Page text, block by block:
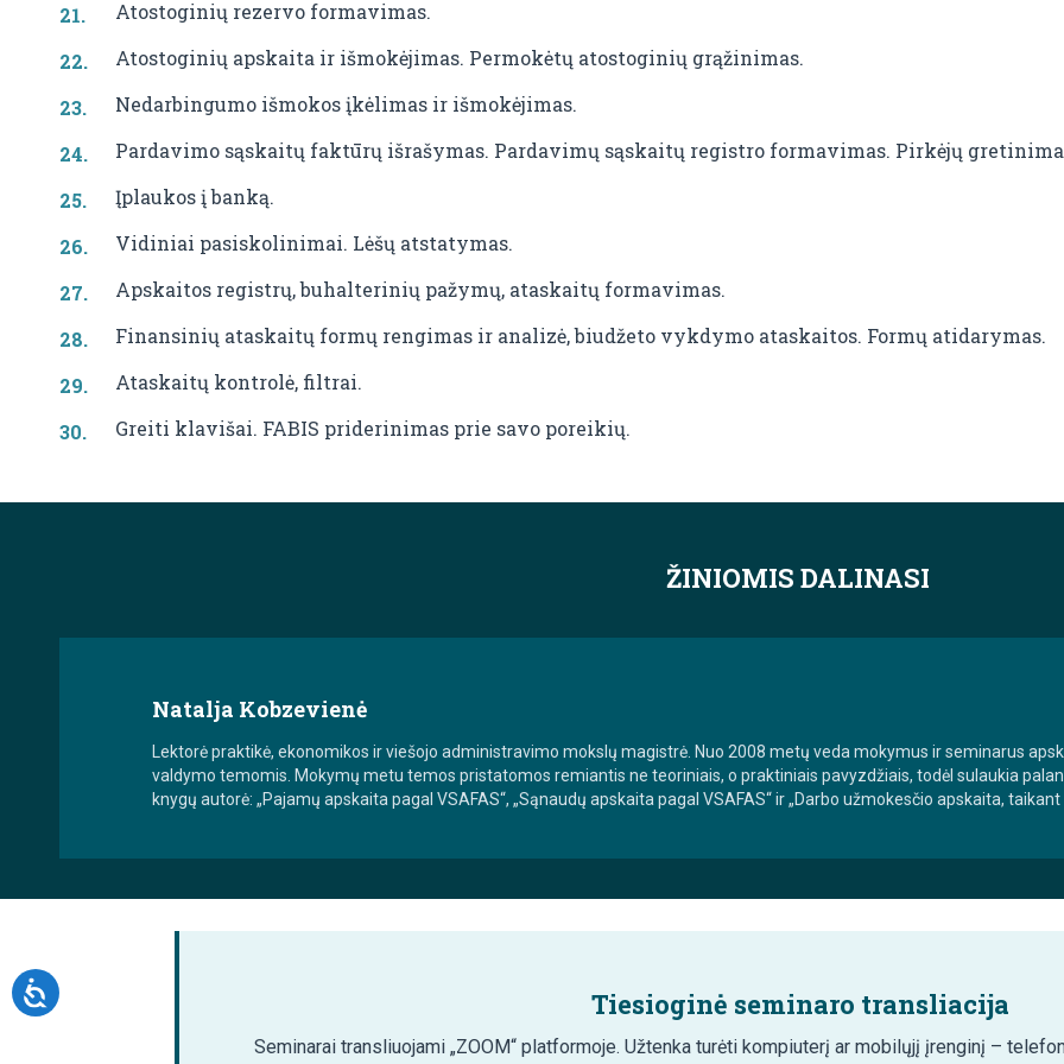
Atostoginių rezervo formavimas.
Atostoginių apskaita ir išmokėjimas. Permokėtų atostoginių grąžinimas.
Nedarbingumo išmokos įkėlimas ir išmokėjimas.
Pardavimo sąskaitų faktūrų išrašymas. Pardavimų sąskaitų registro formavimas. Pirkėjų
Įplaukos į banką.
Vidiniai pasiskolinimai. Lėšų atstatymas.
Apskaitos registrų, buhalterinių pažymų, ataskaitų formavimas.
Finansinių ataskaitų formų rengimas ir analizė, biudžeto vykdymo ataskaitos. Formų atidarymas.
Ataskaitų kontrolė, filtrai.
Greiti klavišai. FABIS priderinimas prie savo poreikių.
ŽINIOMIS DALINASI
Natalja Kobzevienė
Lektorė praktikė, ekonomikos ir viešojo administravimo mokslų magistrė. Nuo 2008 metų veda mokymus ir seminarus
valdymo temomis. Mokymų metu temos pristatomos remiantis ne teoriniais, o praktiniais pavyzdžiais, todėl sulaukia
knygų autorė: „Pajamų apskaita pagal VSAFAS“, „Sąnaudų apskaita pagal VSAFAS“ ir „Darbo užmokesčio apskaita,
Tiesioginė seminaro transliacija
Seminarai transliuojami „ZOOM“ platformoje. Užtenka turėti kompiuterį ar mobilųjį įrenginį –